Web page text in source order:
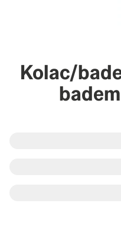
Kolac/